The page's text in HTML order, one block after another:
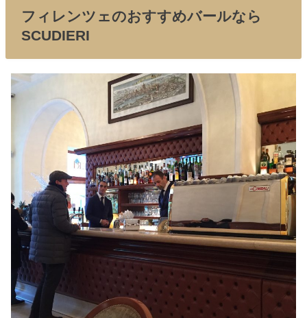
フィレンツェのおすすめバールなら
SCUDIERI